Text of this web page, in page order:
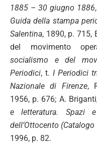
1885 – 30 giugno 1886
Guida della stampa
Salentina, 1890, p. 715,
del movimento
socialismo e del
Periodici, t. I Periodici
Nazionale di Firenze,
1956, p. 676; A.
e letteratura. Spazi
dell’Ottocento
1996, p. 82.